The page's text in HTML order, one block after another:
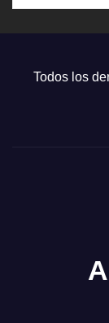
Todos los